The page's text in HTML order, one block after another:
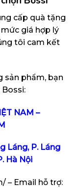
cấp quà tặng
giá hợp lý
tôi cam kết
sản phẩm, bạn
NAM –
Láng, P. Láng
Hà Nội
– Email hỗ trợ: